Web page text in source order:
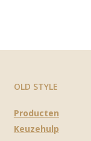
OLD STYLE
Producten
Keuzehulp